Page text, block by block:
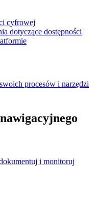
cyfrowej
dotyczące dostępności
procesów i narzędzi
i monitoruj